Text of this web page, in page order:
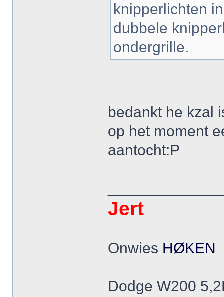
knipperlichten
dubbele
ondergrille.
bedankt he kzal
op het moment
aantocht:P
Jert
Onwies HØKEN
Dodge W200